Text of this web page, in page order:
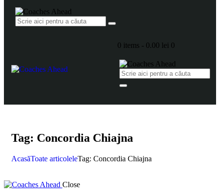
0 items - 0.00 lei 0
Tag: Concordia Chiajna
AcasăToate articoleleTag: Concordia Chiajna
Close